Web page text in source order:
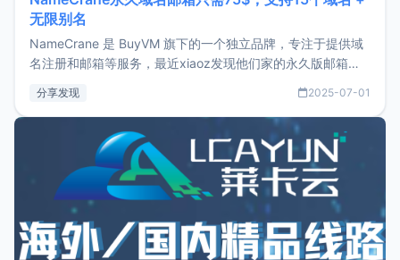
无限别名
NameCrane 是 BuyVM 旗下的一个独立品牌，专注于提供域
名注册和邮箱等服务，最近xiaoz发现他们家的永久版邮箱服
又实惠的域名邮箱，不妨尝试一下 NameCrane。注册
NameCraneNameCrane不支持直接注册，必须要购买
分享发现 2025-07-01